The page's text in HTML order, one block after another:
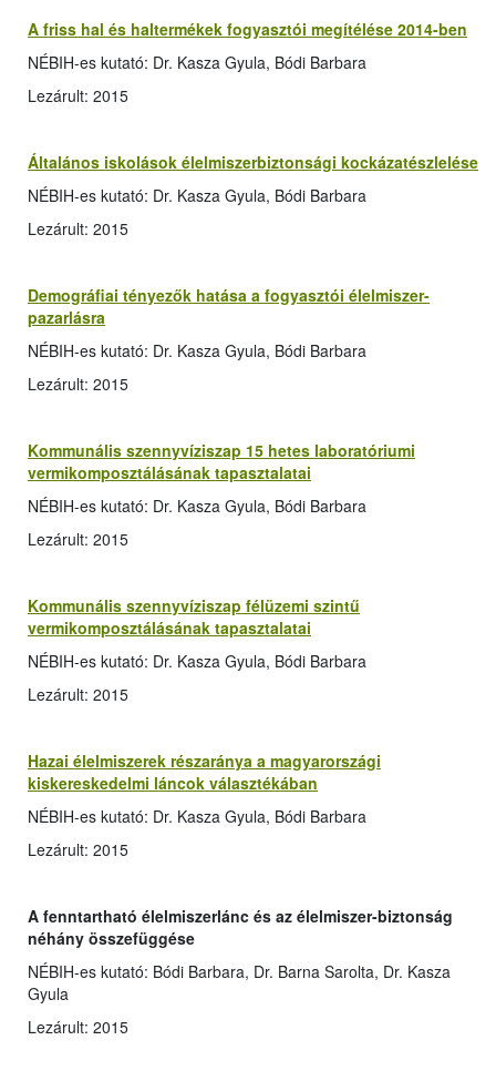
A friss hal és haltermékek fogyasztói megítélése 2014-ben
NÉBIH-es kutató: Dr. Kasza Gyula, Bódi Barbara
Lezárult: 2015
Általános iskolások élelmiszerbiztonsági kockázatészlelése
NÉBIH-es kutató: Dr. Kasza Gyula, Bódi Barbara
Lezárult: 2015
Demográfiai tényezők hatása a fogyasztói élelmiszer-
pazarlásra
NÉBIH-es kutató: Dr. Kasza Gyula, Bódi Barbara
Lezárult: 2015
Kommunális szennyvíziszap 15 hetes laboratóriumi
vermikomposztálásának tapasztalatai
NÉBIH-es kutató: Dr. Kasza Gyula, Bódi Barbara
Lezárult: 2015
Kommunális szennyvíziszap félüzemi szintű
vermikomposztálásának tapasztalatai
NÉBIH-es kutató: Dr. Kasza Gyula, Bódi Barbara
Lezárult: 2015
Hazai élelmiszerek részaránya a magyarországi
kiskereskedelmi láncok választékában
NÉBIH-es kutató: Dr. Kasza Gyula, Bódi Barbara
Lezárult: 2015
A fenntartható élelmiszerlánc és az élelmiszer-biztonság
néhány összefüggése
NÉBIH-es kutató: Bódi Barbara, Dr. Barna Sarolta, Dr. Kasza
Gyula
Lezárult: 2015